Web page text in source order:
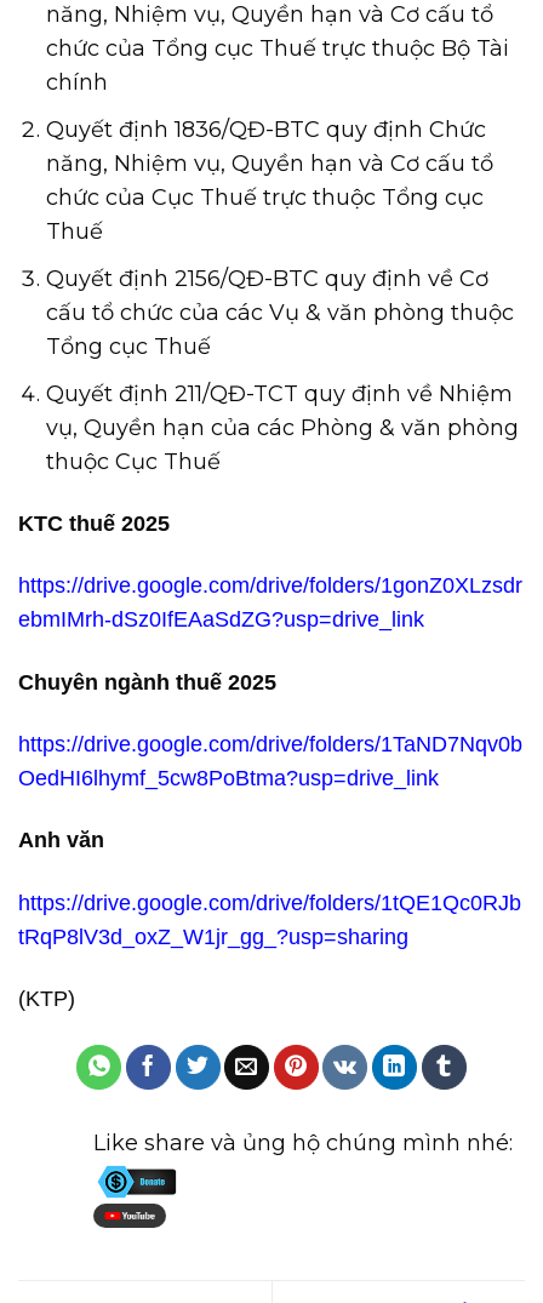
năng, Nhiệm vụ, Quyền hạn và Cơ cấu tổ
chức của Tổng cục Thuế trực thuộc Bộ Tài
chính
Quyết định 1836/QĐ-BTC quy định Chức
năng, Nhiệm vụ, Quyền hạn và Cơ cấu tổ
chức của Cục Thuế trực thuộc Tổng cục
Thuế
Quyết định 2156/QĐ-BTC quy định về Cơ
cấu tổ chức của các Vụ & văn phòng thuộc
Tổng cục Thuế
Quyết định 211/QĐ-TCT quy định về Nhiệm
vụ, Quyền hạn của các Phòng & văn phòng
thuộc Cục Thuế
KTC thuế 2025
https://drive.google.com/drive/folders/1gonZ0XLzsdr
ebmIMrh-dSz0IfEAaSdZG?usp=drive_link
Chuyên ngành thuế 2025
https://drive.google.com/drive/folders/1TaND7Nqv0b
OedHI6lhymf_5cw8PoBtma?usp=drive_link
Anh văn
https://drive.google.com/drive/folders/1tQE1Qc0RJb
tRqP8lV3d_oxZ_W1jr_gg_?usp=sharing
(KTP)
Like share và ủng hộ chúng mình nhé: